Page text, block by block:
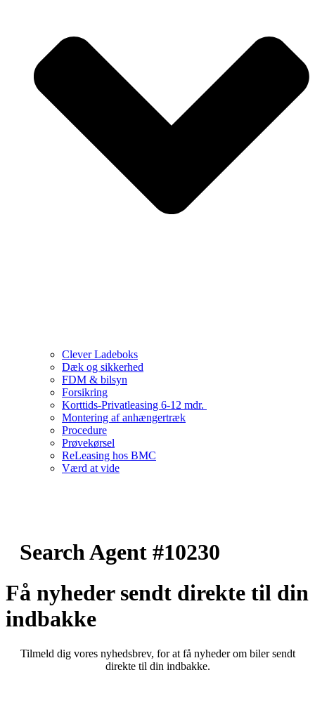
Clever Ladeboks
Dæk og sikkerhed
FDM & bilsyn
Forsikring
Korttids-Privatleasing 6-12 mdr.
Montering af anhængertræk
Procedure
Prøvekørsel
ReLeasing hos BMC
Værd at vide
Search Agent #10230
Få nyheder sendt direkte til din
indbakke
Tilmeld dig vores nyhedsbrev, for at få nyheder om biler sendt
direkte til din indbakke.